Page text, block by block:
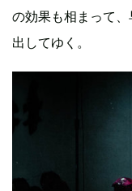
の効果も相まって
出してゆく。